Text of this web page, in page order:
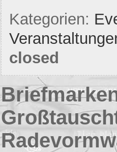
Kategorien:
closed